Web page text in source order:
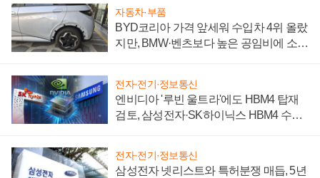
자동차·부품
BYD코리아 가격 앞세워 수입차 4위 올랐
지만, BMW·벤츠보다 높은 공임비에 소비
전자·전기·정보통신
엔비디아 '루빈 울트라'에도 HBM4 탑재
검토, 삼성전자·SK하이닉스 HBM4 수율
전자·전기·정보통신
삼성전자 넷리스트와 특허분쟁 매듭, 5년